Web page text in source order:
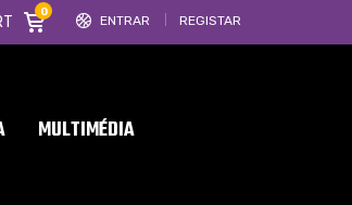
ENTRAR REGISTAR
0
MULTIMÉDIA